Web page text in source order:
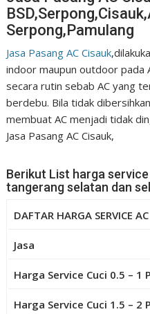
Serpong,Pamulang
Jasa Pasang AC Cisauk,
indoor maupun outdoor pada
secara rutin sebab AC yang
berdebu. Bila tidak
membuat AC menjadi tidak
Jasa Pasang AC Cisauk,
Berikut List harga
tangerang selatan dan
DAFTAR HARGA SERVICE AC
Jasa
Harga Service Cuci 0.5 – 1
Harga Service Cuci 1.5 – 2